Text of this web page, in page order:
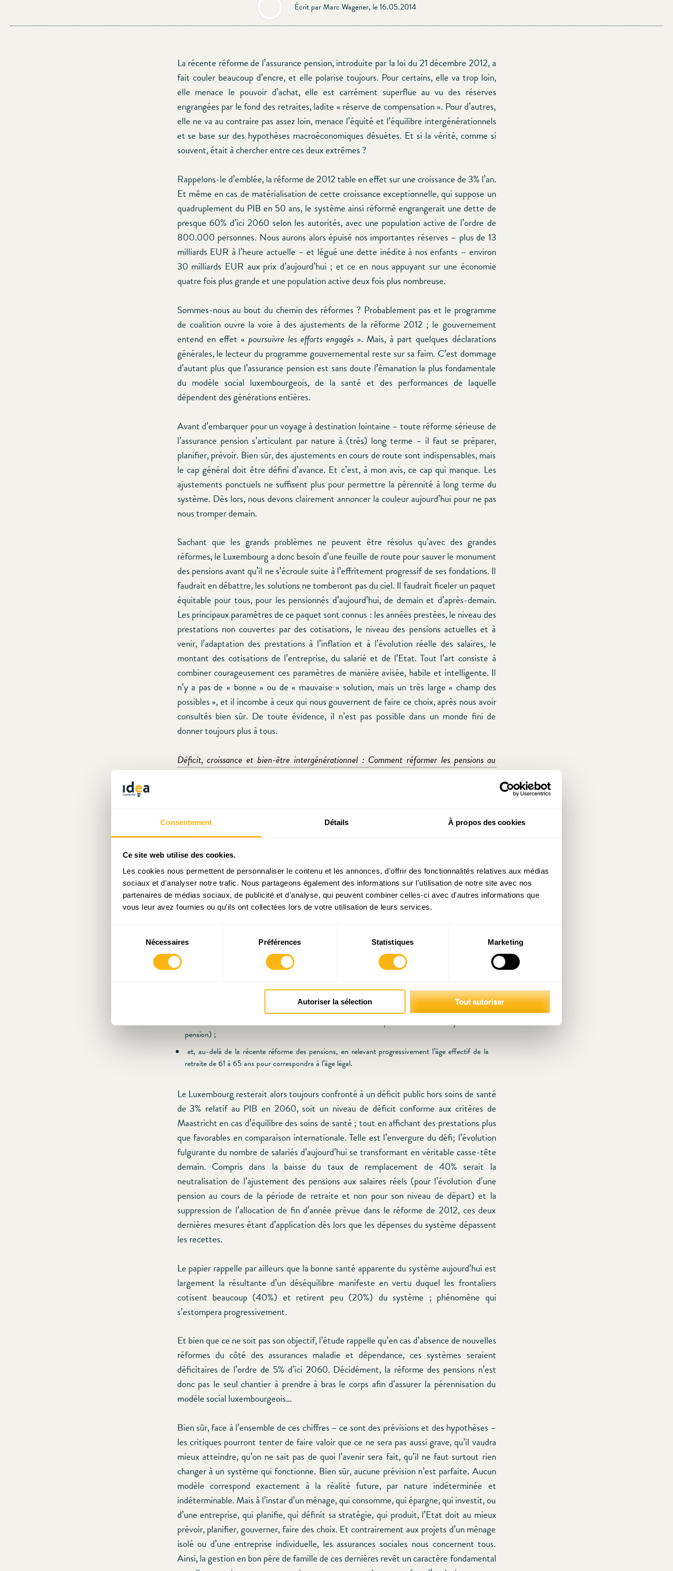
Consentement Détails À propos des cookies
Ce site web utilise des cookies.
Les cookies nous permettent de personnaliser le contenu et les annonces, d'offrir des fonctionnalités relatives aux médias
sociaux et d'analyser notre trafic. Nous partageons également des informations sur l'utilisation de notre site avec nos
partenaires de médias sociaux, de publicité et d'analyse, qui peuvent combiner celles-ci avec d'autres informations que
vous leur avez fournies ou qu'ils ont collectées lors de votre utilisation de leurs services.
consentement
Nécessaires Préférences Statistiques Marketing
Autoriser la sélection Tout autoriser
Écrit par Marc Wagener, le 16.05.2014
La récente réforme de l’assurance pension, introduite par la loi du 21 décembre 2012, a
fait couler beaucoup d’encre, et elle polarise toujours. Pour certains, elle va trop loin,
elle menace le pouvoir d’achat, elle est carrément superflue au vu des réserves
engrangées par le fond des retraites, ladite « réserve de compensation ». Pour d’autres,
elle ne va au contraire pas assez loin, menace l’équité et l’équilibre intergénérationnels
et se base sur des hypothèses macroéconomiques désuètes. Et si la vérité, comme si
souvent, était à chercher entre ces deux extrêmes ?
Rappelons-le d’emblée, la réforme de 2012 table en effet sur une croissance de 3% l’an.
Et même en cas de matérialisation de cette croissance exceptionnelle, qui suppose un
quadruplement du PIB en 50 ans, le système ainsi réformé engrangerait une dette de
presque 60% d’ici 2060 selon les autorités, avec une population active de l’ordre de
800.000 personnes. Nous aurons alors épuisé nos importantes réserves – plus de 13
milliards EUR à l’heure actuelle – et légué une dette inédite à nos enfants – environ
30 milliards EUR aux prix d’aujourd’hui ; et ce en nous appuyant sur une économie
quatre fois plus grande et une population active deux fois plus nombreuse.
Sommes-nous au bout du chemin des réformes ? Probablement pas et le programme
de coalition ouvre la voie à des ajustements de la réforme 2012 ; le gouvernement
entend en effet « poursuivre les efforts engagés ». Mais, à part quelques déclarations
générales, le lecteur du programme gouvernemental reste sur sa faim. C’est dommage
d’autant plus que l’assurance pension est sans doute l’émanation la plus fondamentale
du modèle social luxembourgeois, de la santé et des performances de laquelle
dépendent des générations entières.
Avant d’embarquer pour un voyage à destination lointaine – toute réforme sérieuse de
l’assurance pension s’articulant par nature à (très) long terme – il faut se préparer,
planifier, prévoir. Bien sûr, des ajustements en cours de route sont indispensables, mais
le cap général doit être défini d’avance. Et c’est, à mon avis, ce cap qui manque. Les
ajustements ponctuels ne suffisent plus pour permettre la pérennité à long terme du
système. Dès lors, nous devons clairement annoncer la couleur aujourd’hui pour ne pas
nous tromper demain.
Sachant que les grands problèmes ne peuvent être résolus qu’avec des grandes
réformes, le Luxembourg a donc besoin d’une feuille de route pour sauver le monument
des pensions avant qu’il ne s’écroule suite à l’effritement progressif de ses fondations. Il
faudrait en débattre, les solutions ne tomberont pas du ciel. Il faudrait ficeler un paquet
équitable pour tous, pour les pensionnés d’aujourd’hui, de demain et d’après-demain.
Les principaux paramètres de ce paquet sont connus : les années prestées, le niveau des
prestations non couvertes par des cotisations, le niveau des pensions actuelles et à
venir, l’adaptation des prestations à l’inflation et à l’évolution réelle des salaires, le
montant des cotisations de l’entreprise, du salarié et de l’Etat. Tout l’art consiste à
combiner courageusement ces paramètres de manière avisée, habile et intelligente. Il
n’y a pas de « bonne » ou de « mauvaise » solution, mais un très large « champ des
possibles », et il incombe à ceux qui nous gouvernent de faire ce choix, après nous avoir
consultés bien sûr. De toute évidence, il n’est pas possible dans un monde fini de
donner toujours plus à tous.
Déficit, croissance et bien-être intergénérationnel : Comment réformer les pensions au
Luxembourg ?
la Banque centrale du Luxembourg, MM. Muriel Bouchet, Luca Marchiori et Olivier
Pierrard. Ce papier interpelle et lance des pistes de réflexion concrètes, tout en
calculs effectués par les trois économistes, la récente réforme permettrait de réduire le
déficit à l’horizon 2060 d’un quart par rapport à un scénario hors réforme (c’est-à-dire
d’un déficit de l’ordre de 20% à un déficit de 15%). De tels déficits impliquent des
niveaux de dettes pouvant être qualifiés d’énormes à moyen terme.
baissant progressivement le taux de remplacement de toutes les pensions, c’est-à-dire le
environ tel que le présuppose la réforme de 2012) ;
augmentant le rendement des cotisations de 5 points (plutôt que de 4 points au total (hors
cotisations de l’Etat) sous la réforme de 2012 en cas de déséquilibre financier des systèmes de
pension) ;
et, au-delà de la récente réforme des pensions, en relevant progressivement l’âge effectif de la
retraite de 61 à 65 ans pour correspondra à l’âge légal.
Le Luxembourg resterait alors toujours confronté à un déficit public hors soins de santé
de 3% relatif au PIB en 2060, soit un niveau de déficit conforme aux critères de
Maastricht en cas d’équilibre des soins de santé ; tout en affichant des prestations plus
que favorables en comparaison internationale. Telle est l’envergure du défi; l’évolution
fulgurante du nombre de salariés d’aujourd’hui se transformant en véritable casse-tête
demain. Compris dans la baisse du taux de remplacement de 40% serait la
neutralisation de l’ajustement des pensions aux salaires réels (pour l’évolution d’une
pension au cours de la période de retraite et non pour son niveau de départ) et la
suppression de l’allocation de fin d’année prévue dans le réforme de 2012, ces deux
dernières mesures étant d’application dès lors que les dépenses du système dépassent
les recettes.
Le papier rappelle par ailleurs que la bonne santé apparente du système aujourd’hui est
largement la résultante d’un déséquilibre manifeste en vertu duquel les frontaliers
cotisent beaucoup (40%) et retirent peu (20%) du système ; phénomène qui
s’estompera progressivement.
Et bien que ce ne soit pas son objectif, l’étude rappelle qu’en cas d’absence de nouvelles
réformes du côté des assurances maladie et dépendance, ces systèmes seraient
déficitaires de l’ordre de 5% d’ici 2060. Décidément, la réforme des pensions n’est
donc pas le seul chantier à prendre à bras le corps afin d’assurer la pérennisation du
modèle social luxembourgeois…
Bien sûr, face à l’ensemble de ces chiffres – ce sont des prévisions et des hypothèses –
les critiques pourront tenter de faire valoir que ce ne sera pas aussi grave, qu’il vaudra
mieux atteindre, qu’on ne sait pas de quoi l’avenir sera fait, qu’il ne faut surtout rien
changer à un système qui fonctionne. Bien sûr, aucune prévision n’est parfaite. Aucun
modèle correspond exactement à la réalité future, par nature indéterminée et
indéterminable. Mais à l’instar d’un ménage, qui consomme, qui épargne, qui investit, ou
d’une entreprise, qui planifie, qui définit sa stratégie, qui produit, l’Etat doit au mieux
prévoir, planifier, gouverner, faire des choix. Et contrairement aux projets d’un ménage
isolé ou d’une entreprise individuelle, les assurances sociales nous concernent tous.
Ainsi, la gestion en bon père de famille de ces dernières revêt un caractère fondamental